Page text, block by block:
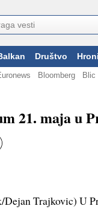
Društvo
Bloomberg Blic
21. maja u
Dejan Trajkovic) U